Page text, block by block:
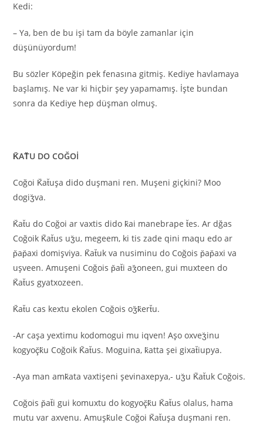
Kedi:
– Ya, ben de bu işi tam da böyle zamanlar için
düşünüyordum!
Bu sözler Köpeğin pek fenasına gitmiş. Kediye havlamaya
başlamış. Ne var ki hiçbir şey yapamamış. İşte bundan
sonra da Kediye hep düşman olmuş.
K̆AT̆U DO COĞOİ
Coğoi K̆at̆uşa dido duşmani ren. Muşeni giçkini? Moo
dogiʒ̆va.
K̆at̆u do Coğoi ar vaxtis dido k̆ai manebrape t̆es. Ar dğas
Coğoik K̆at̆us uʒ̆u, megeem, ki tis zade qini maqu edo ar
p̆ap̆axi domişviya. K̆at̆uk va nusiminu do Coğois p̆ap̆axi va
uşveen. Amuşeni Coğois p̆at̆i aʒ̆oneen, gui muxteen do
K̆at̆us gyatxozeen.
K̆at̆u cas kextu ekolen Coğois oʒ̆k̆ert̆u.
-Ar caşa yextimu kodomogui mu iqven! Aşo oxveʒ̆inu
kogyoç̆k̆u Coğoik K̆at̆us. Moguina, k̆atta şei gixat̆iupya.
-Aya man amk̆ata vaxtişeni şevinaxepya,- uʒ̆u K̆at̆uk Coğois.
Coğois p̆at̆i gui komuxtu do kogyoç̆k̆u K̆at̆us olalus, hama
mutu var axvenu. Amuşk̆ule Coğoi K̆at̆uşa duşmani ren.